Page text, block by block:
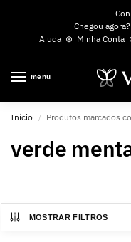
Chegou
Ajuda⊛ Minha Conta
menu
Início / Produtos marcados
verde
MOSTRAR FILTROS